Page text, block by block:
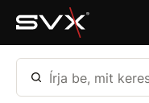
Ugrás az oldal fő
Írja be, mit